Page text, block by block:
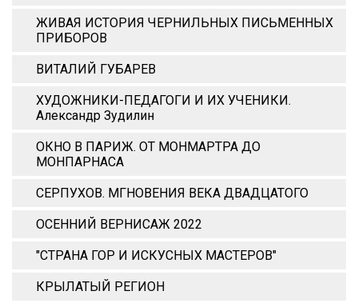
ЖИВАЯ ИСТОРИЯ ЧЕРНИЛЬНЫХ ПИСЬМЕННЫХ
ПРИБОРОВ
ВИТАЛИЙ ГУБАРЕВ
ХУДОЖНИКИ-ПЕДАГОГИ И ИХ УЧЕНИКИ.
Александр Зудилин
ОКНО В ПАРИЖ. ОТ МОНМАРТРА ДО
МОНПАРНАСА
СЕРПУХОВ. МГНОВЕНИЯ ВЕКА ДВАДЦАТОГО
ОСЕННИЙ ВЕРНИСАЖ 2022
"СТРАНА ГОР И ИСКУСНЫХ МАСТЕРОВ"
КРЫЛАТЫЙ РЕГИОН